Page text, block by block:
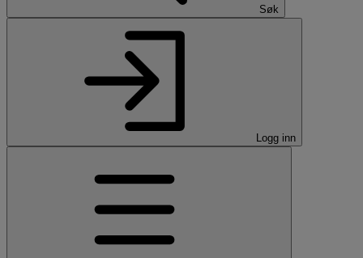
Søk
Logg inn